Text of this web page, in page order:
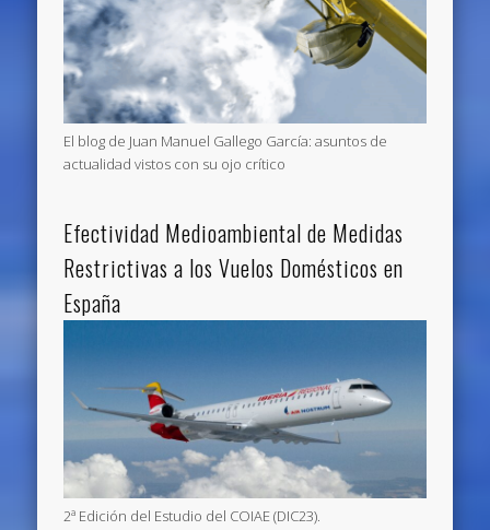
El blog de Juan Manuel Gallego García: asuntos de
actualidad vistos con su ojo crítico
Efectividad Medioambiental de Medidas
Restrictivas a los Vuelos Domésticos en
España
2ª Edición del Estudio del COIAE (DIC23).